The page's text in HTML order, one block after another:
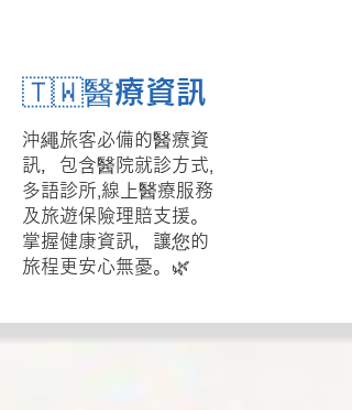
🇹🇼醫療資訊
沖繩旅客必備的醫療資
訊，包含醫院就診方式,
多語診所,線上醫療服務
及旅遊保險理賠支援。
掌握健康資訊，讓您的
旅程更安心無憂。🌿